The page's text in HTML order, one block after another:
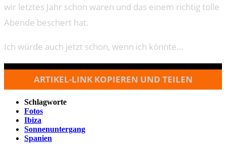
wir letztes Jahr schon waren und das einem richtig tolle
Abende beschert hat.
Ich würde auch jetzt schon, wenn ich könnte…
ARTIKEL-LINK KOPIEREN UND TEILEN
Schlagworte
Fotos
Ibiza
Sonnenuntergang
Spanien